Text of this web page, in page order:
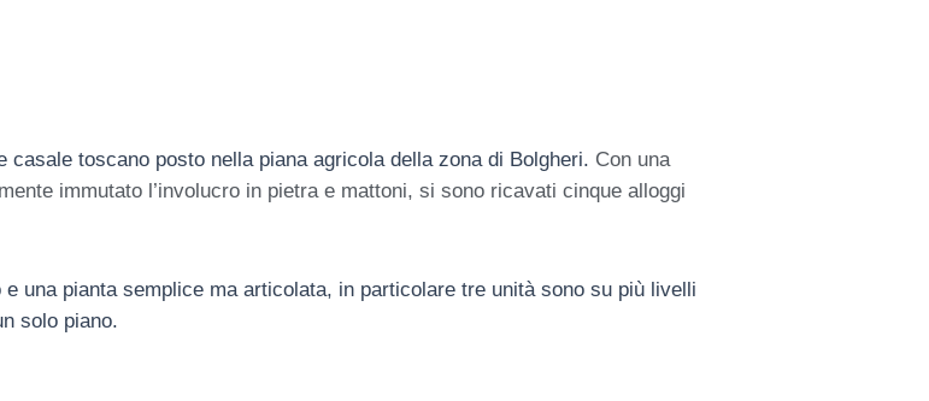
casale toscano posto nella piana agricola della zona di Bolgheri. Con una
immutato l’involucro in pietra e mattoni, si sono ricavati cinque alloggi
una pianta semplice ma articolata, in particolare tre unità sono su più livelli
solo piano.